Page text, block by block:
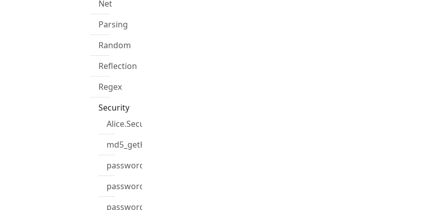
Net
Parsing
Random
Reflection
Regex
Security
Alice.Security
md5_getHash
password_getSalt
password_hash
password_hashData